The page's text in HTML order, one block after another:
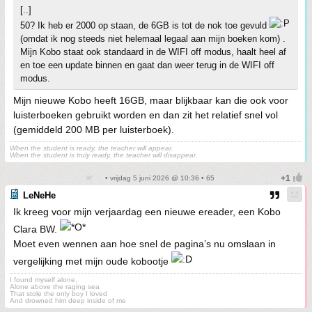
[..]
50? Ik heb er 2000 op staan, de 6GB is tot de nok toe gevuld
(omdat ik nog steeds niet helemaal legaal aan mijn boeken kom) .
Mijn Kobo staat ook standaard in de WIFI off modus, haalt heel af
en toe een update binnen en gaat dan weer terug in de WIFI off
modus.
Mijn nieuwe Kobo heeft 16GB, maar blijkbaar kan die ook voor
luisterboeken gebruikt worden en dan zit het relatief snel vol
(gemiddeld 200 MB per luisterboek).
When the student is ready, the teacher will appear.
When the student is truly ready, the teacher will disappear.
• vrijdag 5 juni 2026 @ 10:36 • 65
LeNeHe
Ik kreeg voor mijn verjaardag een nieuwe ereader, een Kobo
Clara BW.
Moet even wennen aan hoe snel de pagina’s nu omslaan in
vergelijking met mijn oude kobootje
I found myself alone,
Alone above the raging sea
That stole the only boy I loved
And drowned him deep inside of me